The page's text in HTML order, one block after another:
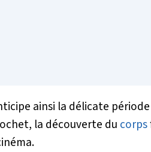
ainsi la délicate
la découverte du corps